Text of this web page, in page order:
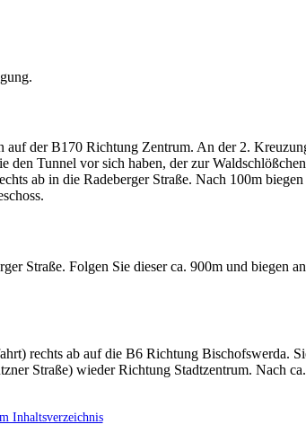
auf der B170 Richtung Zentrum. An der 2.
Tunnel vor sich haben, der zur
ab in die Radeberger Straße. Nach 100m
Straße. Folgen Sie dieser ca. 900m und biegen
rechts ab auf die B6 Richtung Bischofswerda.
Straße) wieder Richtung Stadtzentrum. Nach
Inhaltsverzeichnis